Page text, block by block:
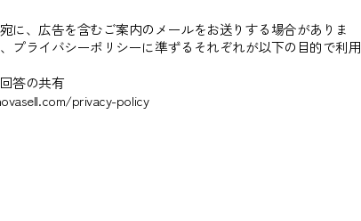
に、広告を含むご案内のメールをお送りする場合がありま
プライバシーポリシーに準ずるそれぞれが以下の目的で利用
答の共有
privacy-policy